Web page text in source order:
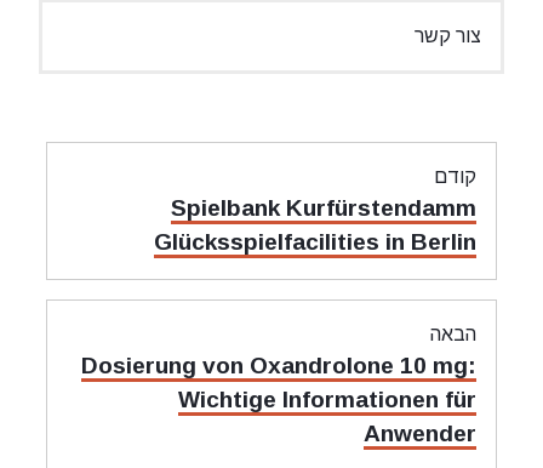
צור קשר
ניווט
קודם
מאמר
קודם:
Spielbank Kurfürstendamm
Glücksspielfacilities in Berlin
הבאה
מאמר
הבאה:
Dosierung von Oxandrolone 10 mg:
Wichtige Informationen für
Anwender